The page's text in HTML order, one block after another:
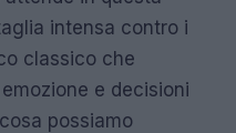
intensa contro i
classico che
e decisioni
possiamo